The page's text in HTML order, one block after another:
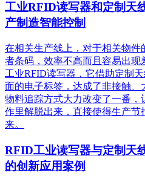
工业RFID读写器和定制天
产制造智能控制
在相关生产线上，对于相关物
者条码，效率不高而且容易出
工业RFID读写器，它借助定制
面的电子标签，达成了非接触
物料追踪方式大力改变了一番
作里解脱出来，直接使得生产节
来。
RFID工业读写器与定制天
的创新应用案例